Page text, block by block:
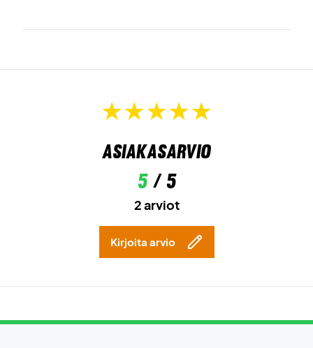
Asiakasarvio
5/ 5
2 arviot
Kirjoita arvio